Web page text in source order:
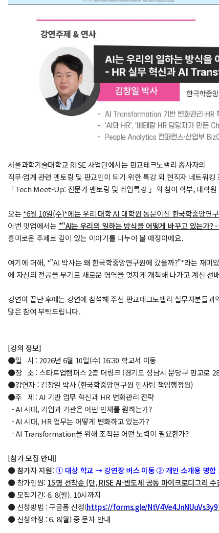
서울과학기술대학교 RISE 사업단에서는 판교테크노밸리 종사자의
직무·업계 관련 멘토링 및 판교인이 되기 위한 특강 외 현직자 네트워
「Tech Meet-Up: 전문가 멘토링 및 취업특강 」의 참여 학부, 대학원
오는 *6월 10일(수)*에는 우리 대학 AI 대학원 동문이신 한국학중앙연
이번 밋업에서는 *"AI는 우리의 일하는 방식을 어떻게 바꾸고 있는
흥미로운 주제로 깊이 있는 이야기를 나누어 볼 예정이에요.
여기에 더해, *"AI 박사는 왜 한국학중앙연구원에 갔을까?"*라는 재미
에 자신의 전공을 무기로 새로운 영역을 멋지게 개척해 나가고 계신 선
강연이 끝난 후에는 강연에 참석해 주신 판교테크노밸리 실무자분들
많은 참여 부탁드립니다.
[강의 정보]
●일 시 : 2026년 6월 10일(수) 16:30 학교서 이동
●장 소 : 스타트업캠퍼스 2층 더링크 (경기도 성남시 분당구 판교로
●강연자 : 김창일 박사 (한국학중앙연구원 인사팀 책임행정원)
●주 제 : AI 기반 업무 혁신과 HR 변화관리 전략
- AI 시대, 기업과 기관은 어떤 인재를 원하는가?
- AI 시대, HR 업무는 어떻게 변화하고 있는가?
- AI Transformation을 위해 조직은 어떤 노력이 필요한가?
[참가 모집 안내]
●참가자 지원:① 대상 학교 → 강연장 버스 이동 ② 개인 소개용 명함
● 참가인원: 15명 선착순 (단, RISE AI-반도체 공동 마이크로디그리
● 모집기간: 6. 8(월). 10시까지
● 신청방법 : 구글폼 신청(https://forms.gle/NtV4Ve4JnNUuVs3y9
● 신청확정 : 6. 8(월) 중 문자 안내